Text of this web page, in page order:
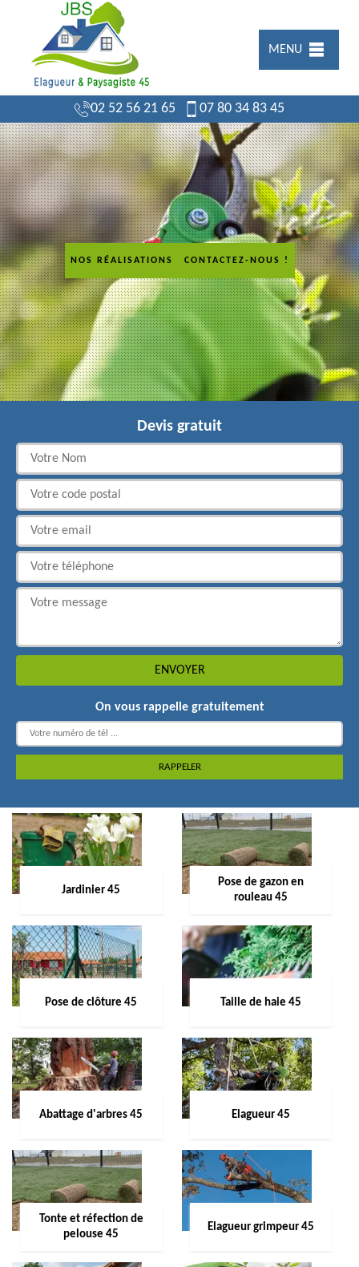
MENU
02 52 56 21 65 07 80 34 83 45
NOS RÉALISATIONS CONTACTEZ-NOUS !
Devis gratuit
On vous rappelle gratuitement
Jardinier 45
Pose de gazon en
rouleau 45
Pose de clôture 45 Taille de haie 45
Abattage d'arbres 45 Elagueur 45
Tonte et réfection de
pelouse 45
Elagueur grimpeur 45